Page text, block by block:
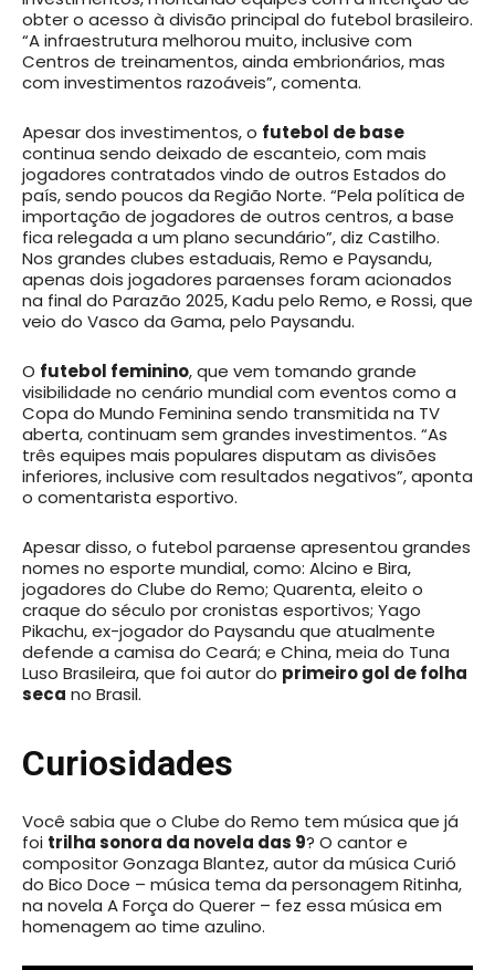
obter o acesso à divisão principal do futebol brasileiro.
“A infraestrutura melhorou muito, inclusive com
Centros de treinamentos, ainda embrionários, mas
com investimentos razoáveis”, comenta.
Apesar dos investimentos, o futebol de base
continua sendo deixado de escanteio, com mais
jogadores contratados vindo de outros Estados do
país, sendo poucos da Região Norte. “Pela política de
importação de jogadores de outros centros, a base
fica relegada a um plano secundário”, diz Castilho.
Nos grandes clubes estaduais, Remo e Paysandu,
apenas dois jogadores paraenses foram acionados
na final do Parazão 2025, Kadu pelo Remo, e Rossi, que
veio do Vasco da Gama, pelo Paysandu.
O futebol feminino, que vem tomando grande
visibilidade no cenário mundial com eventos como a
Copa do Mundo Feminina sendo transmitida na TV
aberta, continuam sem grandes investimentos. “As
três equipes mais populares disputam as divisões
inferiores, inclusive com resultados negativos”, aponta
o comentarista esportivo.
Apesar disso, o futebol paraense apresentou grandes
nomes no esporte mundial, como: Alcino e Bira,
jogadores do Clube do Remo; Quarenta, eleito o
craque do século por cronistas esportivos; Yago
Pikachu, ex-jogador do Paysandu que atualmente
defende a camisa do Ceará; e China, meia do Tuna
Luso Brasileira, que foi autor do primeiro gol de folha
seca no Brasil.
Curiosidades
Você sabia que o Clube do Remo tem música que já
foi trilha sonora da novela das 9? O cantor e
compositor Gonzaga Blantez, autor da música Curió
do Bico Doce – música tema da personagem Ritinha,
na novela A Força do Querer – fez essa música em
homenagem ao time azulino.